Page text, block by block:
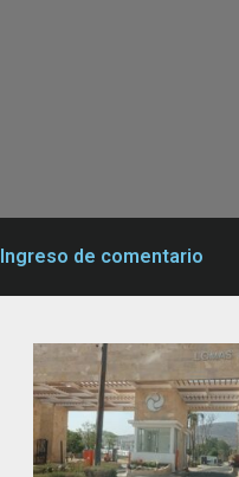
Ingreso de comentario